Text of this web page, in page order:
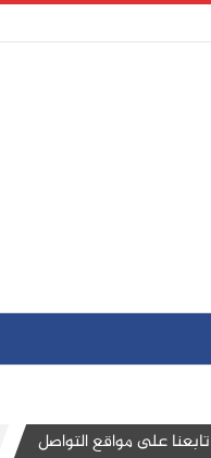
تابعنا على مواقع التواصل